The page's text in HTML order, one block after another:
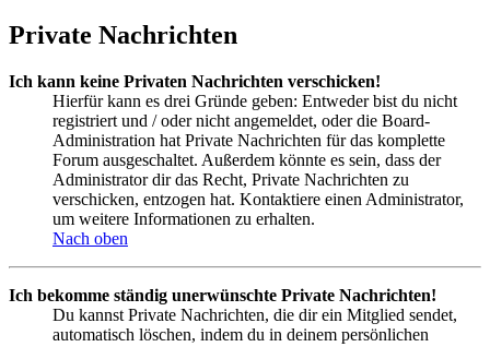
Private Nachrichten
Ich kann keine Privaten Nachrichten verschicken!
Hierfür kann es drei Gründe geben: Entweder bist du nicht
registriert und / oder nicht angemeldet, oder die Board-
Administration hat Private Nachrichten für das komplette
Forum ausgeschaltet. Außerdem könnte es sein, dass der
Administrator dir das Recht, Private Nachrichten zu
verschicken, entzogen hat. Kontaktiere einen Administrator,
um weitere Informationen zu erhalten.
Nach oben
Ich bekomme ständig unerwünschte Private Nachrichten!
Du kannst Private Nachrichten, die dir ein Mitglied sendet,
automatisch löschen, indem du in deinem persönlichen